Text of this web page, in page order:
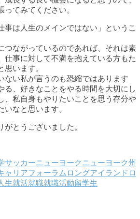
ってみてください。
事は人生のメインではない」というこ
つながっているのであれば、それは素
仕事に対して不満を抱えている方もた
思います。
ない私が言うのも恐縮ではあります
る、好きなことをやる時間を大切にし
、私自身もやりたいことを思う存分や
いなと思います。
とうございました。
サッカーニューヨーク ニューヨーク州
ャリアフォーラム ロングアイランド ロ
生就活就職就職活動留学生